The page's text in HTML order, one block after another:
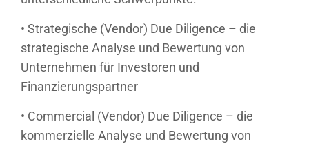
• Strategische (Vendor) Due Diligence – die
strategische Analyse und Bewertung von
Unternehmen für Investoren und
Finanzierungspartner
• Commercial (Vendor) Due Diligence – die
kommerzielle Analyse und Bewertung von